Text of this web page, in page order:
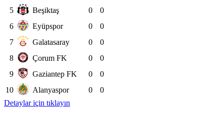
5
Beşiktaş 0
0
6
Eyüpspor 0
0
7
Galatasaray 0
0
8
Çorum FK 0
0
9
Gaziantep FK 0
0
10
Alanyaspor 0
0
Detaylar için tıklayın